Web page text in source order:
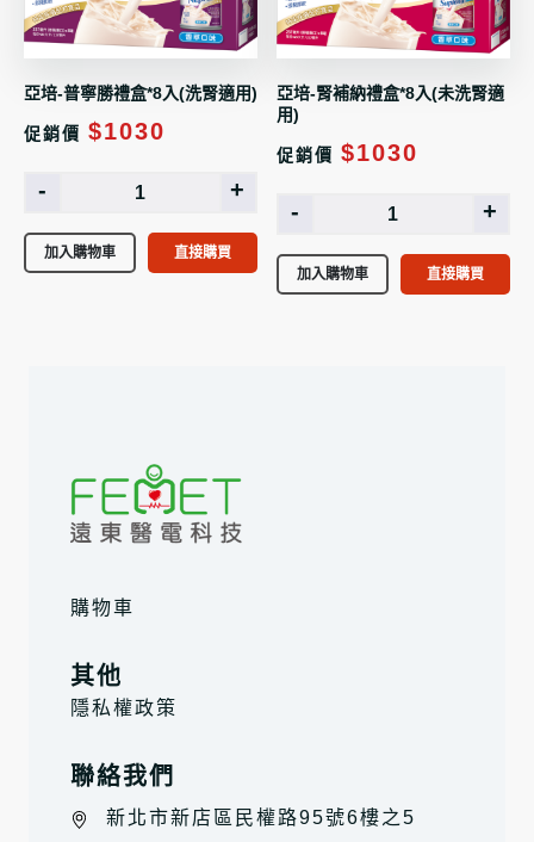
亞培-普寧勝禮盒*8入(洗腎適用)
促銷價 $1030
- +
加入購物車 直接購買
亞培-腎補納禮盒*8入(未洗腎適
用)
促銷價 $1030
- +
加入購物車 直接購買
購物車
其他
隱私權政策
聯絡我們
新北市新店區民權路95號6樓之5